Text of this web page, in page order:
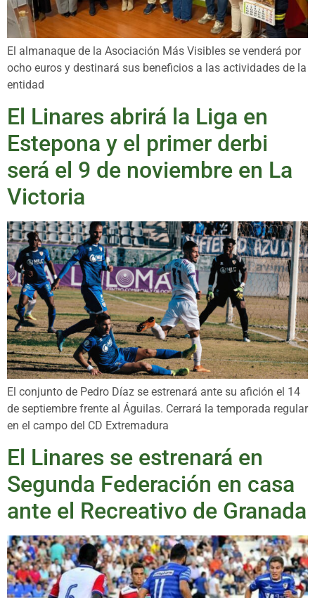
El almanaque de la Asociación Más Visibles se venderá por
ocho euros y destinará sus beneficios a las actividades de la
entidad
El Linares abrirá la Liga en
Estepona y el primer derbi
será el 9 de noviembre en La
Victoria
El conjunto de Pedro Díaz se estrenará ante su afición el 14
de septiembre frente al Águilas. Cerrará la temporada regular
en el campo del CD Extremadura
El Linares se estrenará en
Segunda Federación en casa
ante el Recreativo de Granada